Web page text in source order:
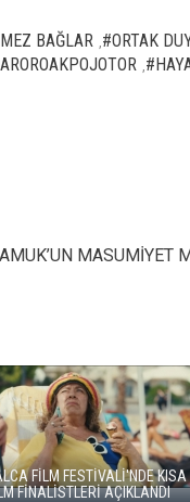
BAĞLAR #ORTAK
MASUMİYET
YEŞİM USTAOĞLU'NUN
SAN SEBASTIÁN'DA
PRÖMİYERİNİ YAPACAK